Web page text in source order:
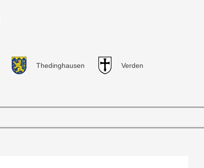
Thedinghausen Verden